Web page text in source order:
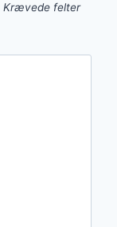
Krævede felter